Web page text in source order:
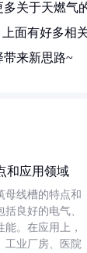
关于天燃气
面有好多相
带来新思路~
和应用领域
母线槽的特点和
良好的电气、
。在应用上，
工业厂房、医院